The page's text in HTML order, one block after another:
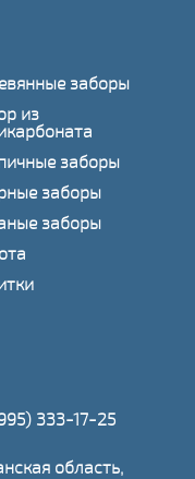
заборы
из
заборы
заборы
заборы
333-17-25
область,